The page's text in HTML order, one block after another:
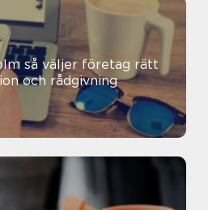
rätt
och rådgivning